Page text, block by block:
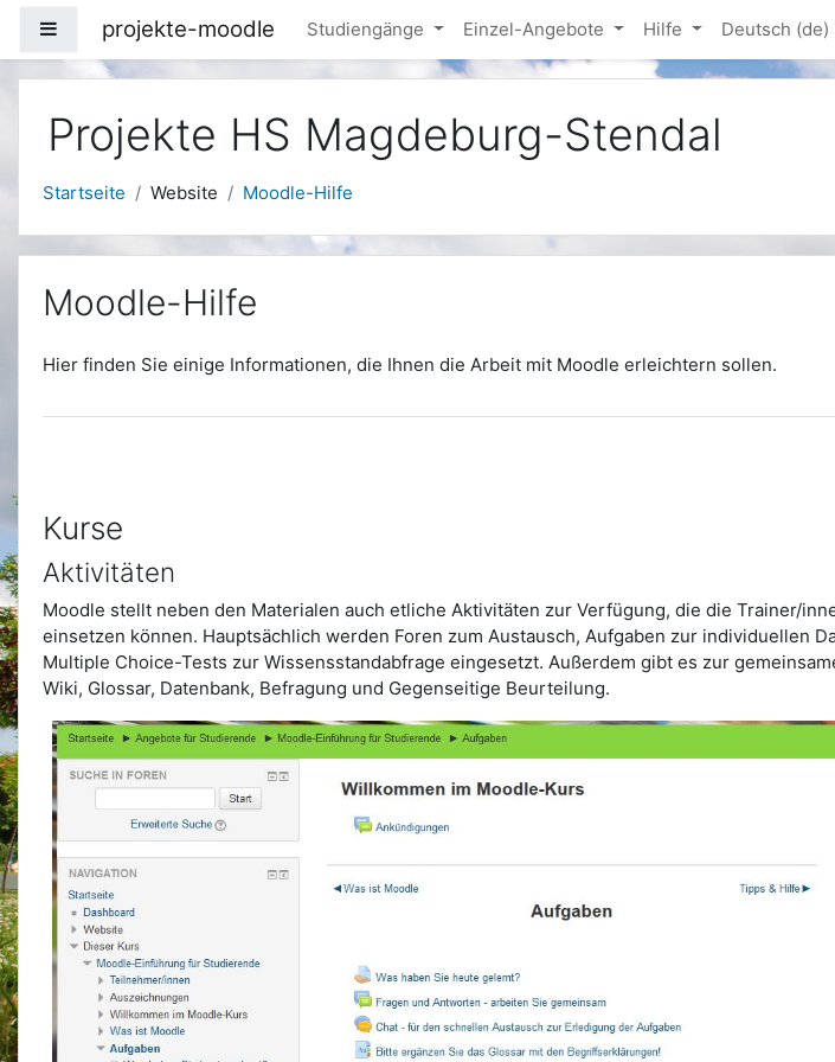
Website-Übersicht
projekte-moodle Studiengänge Einzel-Angebote Hilfe Deutsch ‎(de)‎
Projekte HS Magdeburg-Stendal
Startseite Website Moodle-Hilfe
Moodle-Hilfe
Hier finden Sie einige Informationen, die Ihnen die Arbeit mit Moodle erleichtern sollen.
Kurse
Aktivitäten
Moodle stellt neben den Materialen auch etliche Aktivitäten zur Verfügung, die die Trainer/
einsetzen können. Hauptsächlich werden Foren zum Austausch, Aufgaben zur individuellen
Multiple Choice-Tests zur Wissensstandabfrage eingesetzt. Außerdem gibt es zur
Wiki, Glossar, Datenbank, Befragung und Gegenseitige Beurteilung.